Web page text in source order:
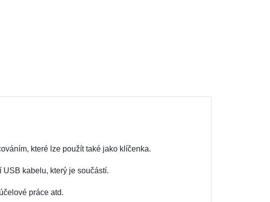
které lze použít také jako klíčenka.
kabelu, který je součástí.
práce atd.